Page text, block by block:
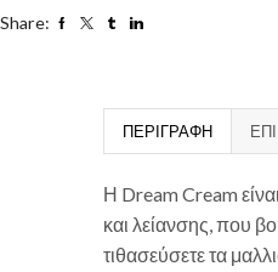
Share:
ΠΕΡΙΓΡΑΦΉ
Η Dream Cream
και λείανσης, που
τιθασεύσετε τα